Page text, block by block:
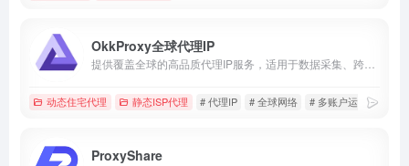
OkkProxy全球代理IP
动态住宅代理 静态ISP代理 # 代理IP # 全球网络 # 多账户运营
ProxyShare